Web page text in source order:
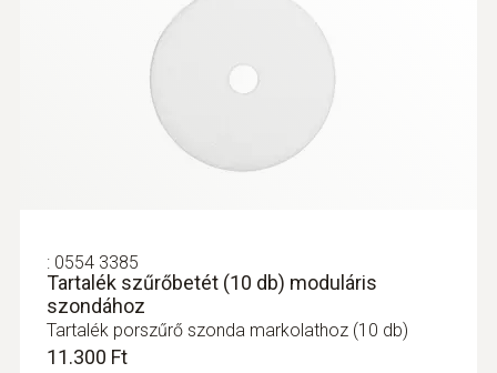
: 0554 3385
Tartalék szűrőbetét (10 db) moduláris
szondához
Tartalék porszűrő szonda markolathoz (10 db)
11.300 Ft